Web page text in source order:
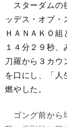
スターダムの
ッデス・オブ・
ＨＡＮＡＫＯ
１４分２９秒
刀羅から３カウ
を口にし、「人
燃やした。
ゴング前から